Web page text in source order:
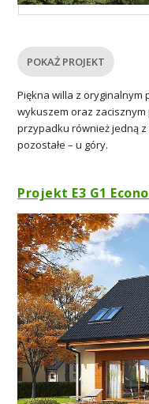
POKAŻ PROJEKT
Piękna willa z oryginalnym
wykuszem oraz
przypadku również jedną
pozostałe – u góry.
Projekt E3 G1